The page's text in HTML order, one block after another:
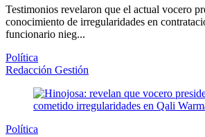
Testimonios revelaron que el actual vocero
conocimiento de irregularidades en
funcionario nieg...
Política
Redacción Gestión
Política